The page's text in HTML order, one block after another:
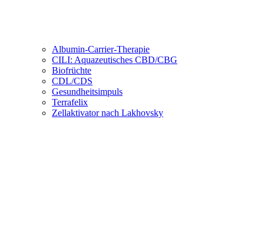
Albumin-Carrier-Therapie
CILI: Aquazeutisches CBD/CBG
Biofrüchte
CDL/CDS
Gesundheitsimpuls
Terrafelix
Zellaktivator nach Lakhovsky